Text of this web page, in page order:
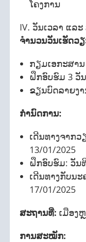
ໂຄງການ
IV. ວັນເວລາ ແລ
ຈໍານວນວັນເຮັດວ
ກຽມເອກະສາ
ຝຶກອົບຮົມ 3 ວັນ
ຂຽນບົດລາຍງ
ກໍານົດການ:
ເດີນທາງຈາກ
13/01/2025
ຝຶກອົບຮົມ: ວັນ
ເດີນທາງກັບນ
17/01/2025
ສະຖານທີ່: ເມືອງ
ການສະໝັກ: